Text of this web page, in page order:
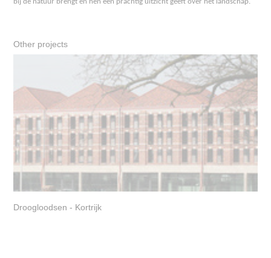
bij de natuur brengt en hen een prachtig uitzicht geeft over het landschap.
Other projects
Droogloodsen - Kortrijk